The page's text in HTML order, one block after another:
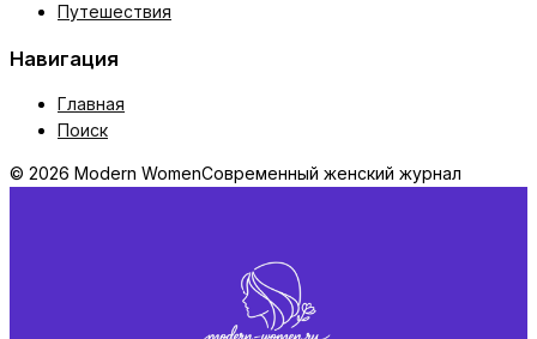
Путешествия
Навигация
Главная
Поиск
© 2026 Modern WomenСовременный женский журнал